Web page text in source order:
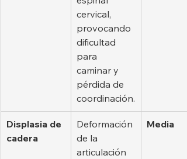
cervical,
provocando
dificultad
para
caminar y
pérdida de
coordinación.
Displasia de
cadera
Deformación
de la
articulación
Media